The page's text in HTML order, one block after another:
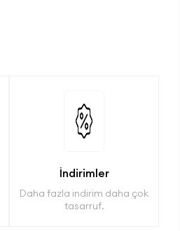
İndirimler
Daha fazla indirim daha çok
tasarruf.